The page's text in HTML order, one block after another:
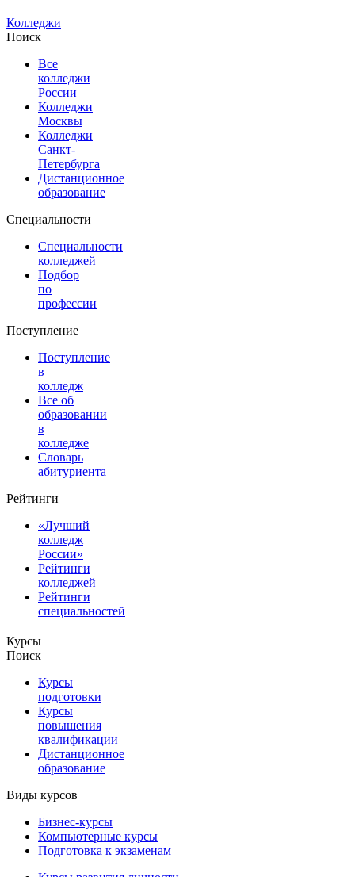
Колледжи
Поиск
Все
колледжи
России
Колледжи
Москвы
Колледжи
Санкт-
Петербурга
Дистанционное
образование
Специальности
Специальности
колледжей
Подбор
по
профессии
Поступление
Поступление
в
колледж
Все об
образовании
в
колледже
Словарь
абитуриента
Рейтинги
«Лучший
колледж
России»
Рейтинги
колледжей
Рейтинги
специальностей
Курсы
Поиск
Курсы
подготовки
Курсы
повышения
квалификации
Дистанционное
образование
Виды курсов
Бизнес-курсы
Компьютерные курсы
Подготовка к экзаменам